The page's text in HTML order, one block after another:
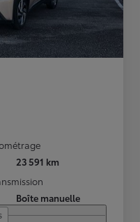
23 591 km
Boîte manuelle